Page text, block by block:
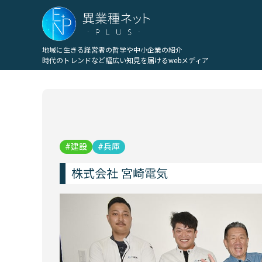
地域に生きる経営者の哲学や中小企業の紹介
時代のトレンドなど幅広い知見を届けるwebメディア
建設 兵庫
株式会社 宮崎電気